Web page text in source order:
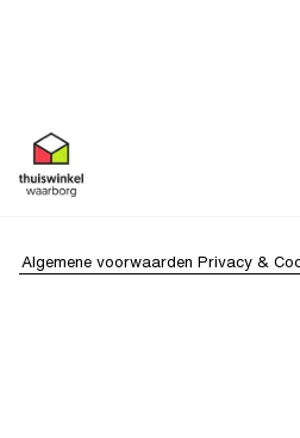
Algemene voorwaarden Privacy &